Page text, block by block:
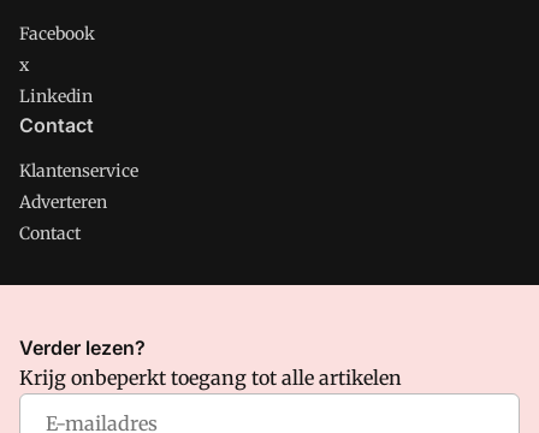
Facebook
x
Linkedin
Contact
Klantenservice
Adverteren
Contact
CMweb is onderdeel van VMN media. Lees in
waar VMN media voor staat. Op gebruik van deze site zijn de
volgende regelingen van toepassing:Algemene Voorwaarden
Privacy en Cookie beleid
Verder lezen?
Krijg onbeperkt toegang tot alle artikelen